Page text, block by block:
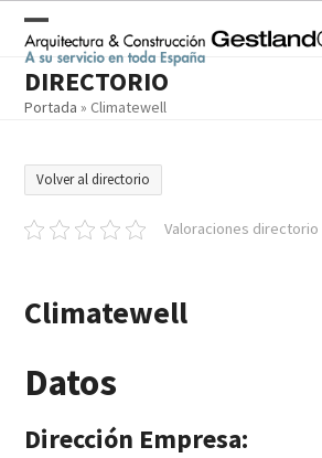
contentOpen
mobile
menu
Close
mobile
menu
DIRECTORIO
Portada » Climatewell
Volver al directorio
Valoraciones directorio
Climatewell
Datos
Dirección Empresa: